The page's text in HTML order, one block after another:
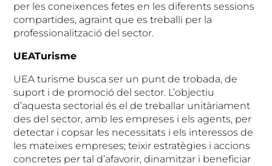
per les coneixences fetes en les diferents sessions
compartides, agraint que es treballi per la
professionalització del sector.
UEATurisme
UEA turisme busca ser un punt de trobada, de
suport i de promoció del sector. L’objectiu
d’aquesta sectorial és el de treballar unitàriament
des del sector, amb les empreses i els agents, per
detectar i copsar les necessitats i els interessos de
les mateixes empreses; teixir estratègies i accions
concretes per tal d’afavorir, dinamitzar i beneficiar